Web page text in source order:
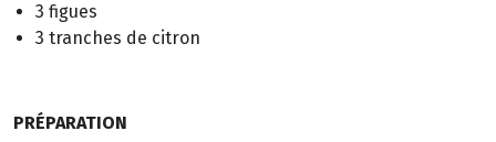
3 figues
3 tranches de citron
PRÉPARATION